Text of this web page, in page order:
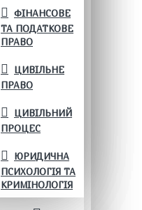
ФІНАНСОВЕ
ТА ПОДАТКОВЕ
ПРАВО
ЦИВІЛЬНЕ
ПРАВО
ЦИВІЛЬНИЙ
ПРОЦЕС
ЮРИДИЧНА
ПСИХОЛОГІЯ ТА
КРИМІНОЛОГІЯ